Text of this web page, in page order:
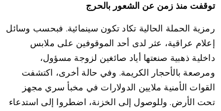
توقفت منذ زمن عن الشعور بالحرج
رمزية الحملة الحالية تكاد تكون سينمائية. فبحسب وسائل
إعلام عراقية، عثر لدى أحد الموقوفين على ملابس
داخلية ذهبية صنعتها أياد صائغين لزوجة مسؤول،
ومرصعة بالأحجار الكريمة. وفي حالة أخرى، اكتشفت
القوات الأمنية ملايين الدولارات في مخبأ سري مجهز
تحت الأرض. وللوصول إلى الخزنة، اضطروا إلى استدعاء